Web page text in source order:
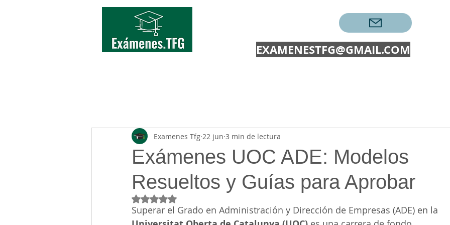
EXAMENESTFG@GMAIL.COM
Exámenes UOC ADE: Modelos
Resueltos y Guías para Aprobar
Examenes Tfg 22 jun 3 min de lectura
Obtuvo NaN de 5 estrellas.
Superar el Grado en Administración y Dirección de Empresas (ADE) en la